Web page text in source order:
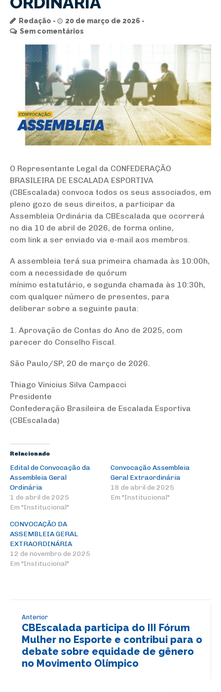
Redação
20 de março de 2026
Sem comentários
O Representante Legal da CONFEDERAÇÃO
BRASILEIRA DE ESCALADA ESPORTIVA
(CBEscalada) convoca todos os seus associados, em
pleno gozo de seus direitos, a participar da
Assembleia Ordinária da CBEscalada que ocorrerá
no dia 10 de abril de 2026, de forma online,
com link a ser enviado via e-mail aos membros.
A assembleia terá sua primeira chamada às 10:00h,
com a necessidade de quórum
mínimo estatutário, e segunda chamada às 10:30h,
com qualquer número de presentes, para
deliberar sobre a seguinte pauta:
1. Aprovação de Contas do Ano de 2025, com
parecer do Conselho Fiscal.
São Paulo/SP, 20 de março de 2026.
Thiago Vinicius Silva Campacci
Presidente
Confederação Brasileira de Escalada Esportiva
(CBEscalada)
Relacionado
Edital de Convocação da
Assembleia Geral
Ordinária
1 de abril de 2025
Em "Institucional"
Convocação Assembleia
Geral Extraordinária
18 de abril de 2025
Em "Institucional"
CONVOCAÇÃO DA
ASSEMBLEIA GERAL
EXTRAORDINÁRIA
12 de novembro de 2025
Em "Institucional"
Anterior
CBEscalada participa do III Fórum
Mulher no Esporte e contribui para o
debate sobre equidade de gênero
no Movimento Olímpico